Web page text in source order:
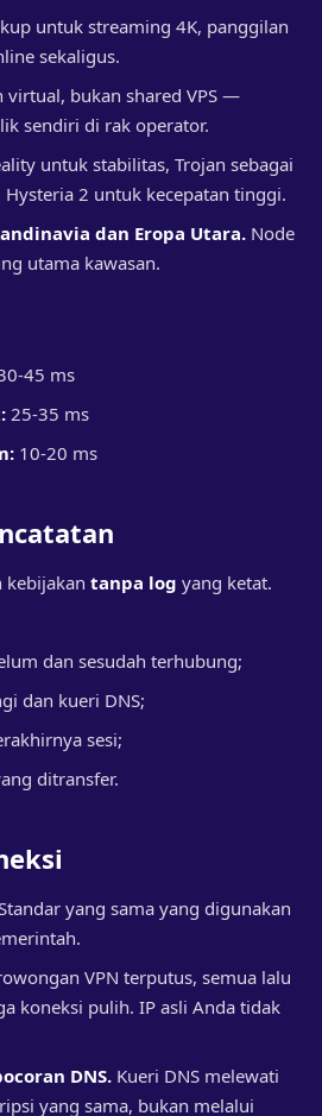
untuk streaming 4K, panggilan
sekaligus.
virtual, bukan shared VPS —
sendiri di rak operator.
untuk stabilitas, Trojan sebagai
2 untuk kecepatan tinggi.
dan Eropa Utara. Node
utama kawasan.
45 ms
25-35 ms
10-20 ms
kebijakan tanpa log yang ketat.
dan sesudah terhubung;
dan kueri DNS;
sesi;
ditransfer.
yang sama yang digunakan
VPN terputus, semua lalu
koneksi pulih. IP asli Anda tidak
DNS. Kueri DNS melewati
yang sama, bukan melalui